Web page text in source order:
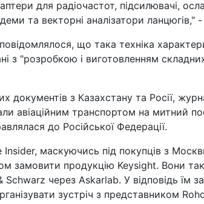
для радіочастот, підсилювачі,
та векторні аналізатори ланцюгів,"
що така техніка
з "розробкою і виготовленням
документів з Казахстану та Росії,
авіаційним транспортом на митний
до Російської Федерації.
маскуючись під покупців з
замовити продукцію Keysight. Вони
Schwarz через Askarlab. У відповідь їм
зустріч з представником